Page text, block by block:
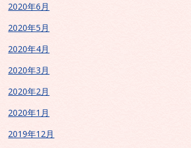
2020年6月
2020年5月
2020年4月
2020年3月
2020年2月
2020年1月
2019年12月